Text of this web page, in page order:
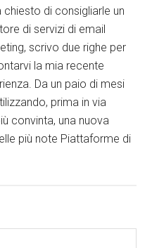
chiesto di consigliarle un
di servizi di email
scrivo due righe per
la mia recente
Da un paio di mesi
prima in via
convinta, una nuova
più note Piattaforme di